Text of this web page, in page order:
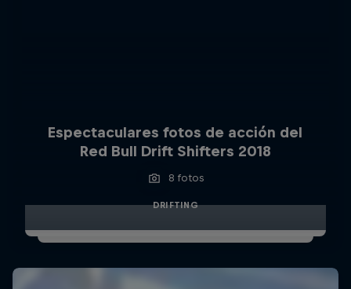
Espectaculares fotos de acción del
Red Bull Drift Shifters 2018
8 fotos
DRIFTING